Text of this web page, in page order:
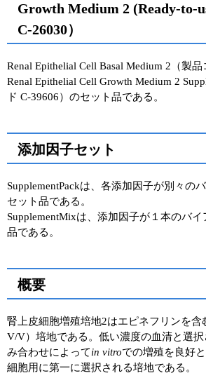
Growth Medium 2 (Ready-to-
C-26030）
Renal Epithelial Cell Basal Medium 2（製
Renal Epithelial Cell Growth Medium 2
ド C-39606）のセット品である。
添加因子セット
SupplementPackは、各添加因子が別々の
セット品である。
SupplementMixは、添加因子が１本のバ
品である。
概要
腎上皮細胞増殖培地2はエピネフリンを含
V/V）培地である。低い濃度の血清と選択
み合わせによってin vitroでの増殖を良好
細胞用に第一に選択される培地である。